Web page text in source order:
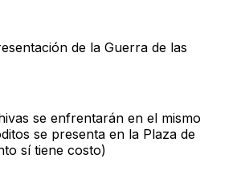
de la Guerra de las
se enfrentarán en el mismo
se presenta en la Plaza de
sí tiene costo)